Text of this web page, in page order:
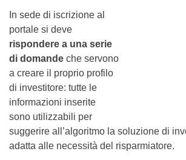
In sede di iscrizione al
portale si deve
rispondere a una serie
di domande che servono
a creare il proprio profilo
di investitore: tutte le
informazioni inserite
sono utilizzabili per
suggerire all’algoritmo la soluzione di
adatta alle necessità del risparmiatore.